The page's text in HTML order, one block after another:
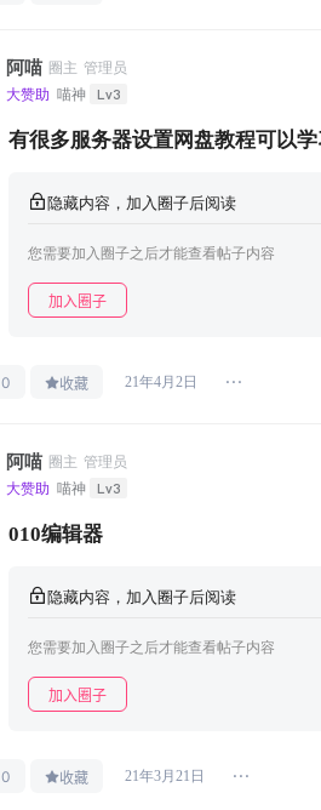
阿喵 圈主 管理员
大赞助 喵神 Lv3
有很多服务器设置网盘教程可以
隐藏内容，加入圈子后阅读
您需要加入圈子之后才能查看帖子内容
加入圈子
0 收藏 21年4月2日
阿喵 圈主 管理员
大赞助 喵神 Lv3
010编辑器
隐藏内容，加入圈子后阅读
您需要加入圈子之后才能查看帖子内容
加入圈子
0 收藏 21年3月21日